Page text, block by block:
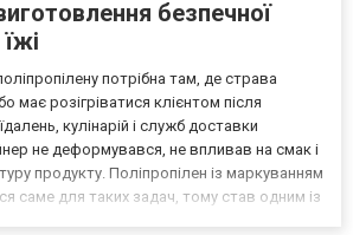
безпечної
потрібна там, де страва
має розігріватися клієнтом після
кулінарій і служб доставки
не деформувався, не впливав на смак і
продукту. Поліпропілен із маркуванням
саме для таких задач, тому став одним із